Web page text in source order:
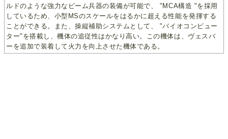
ルドのような強力なビーム兵器の装備が可能で、 "MCA構造 "を採用
しているため、小型MSのスケールをはるかに超える性能を発揮する
ことができる。また、操縦補助システムとして、 "バイオコンピュー
ター"を搭載し、機体の追従性はかなり高い。この機体は、ヴェスバ
ーを追加で装着して火力を向上させた機体である。